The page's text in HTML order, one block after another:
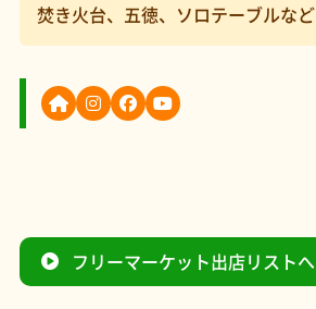
焚き火台、五徳、ソロテーブルなど
フリーマーケット出店リストへ